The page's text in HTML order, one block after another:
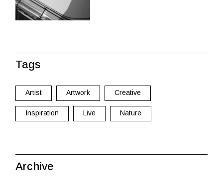
Tags
Artist Artwork Creative
Inspiration Live Nature
Archive